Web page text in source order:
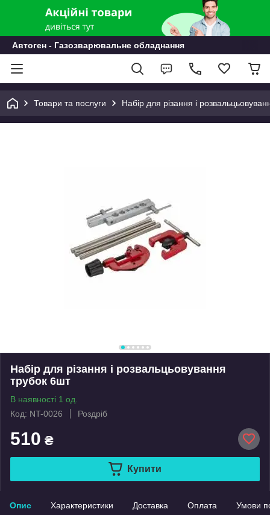
Автоген - Газозварювальне обладнання
Товари та послуги Набір для різання і
Набір для різання і розвальцьовування
трубок 6шт
В наявності 1 од.
Код: NT-0026
Роздріб
510 ₴
Купити
Опис Характеристики Доставка Оплата Умови